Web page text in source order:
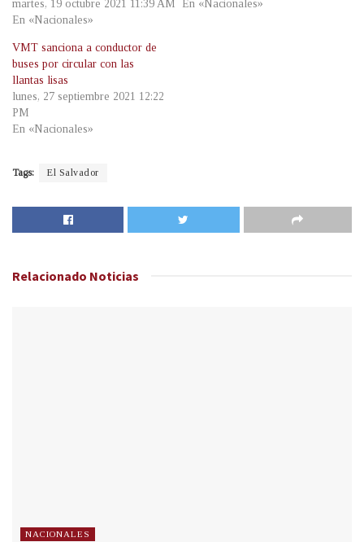
martes, 19 octubre 2021 11:39 AM
En «Nacionales»
En «Nacionales»
VMT sanciona a conductor de
buses por circular con las
llantas lisas
lunes, 27 septiembre 2021 12:22
PM
En «Nacionales»
Tags: El Salvador
Relacionado Noticias
NACIONALES